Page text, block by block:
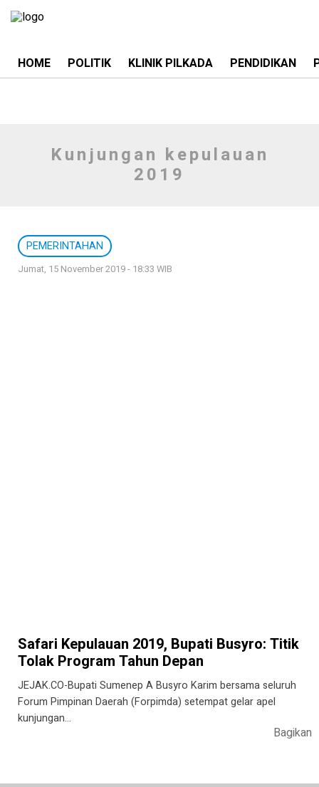
HOME POLITIK KLINIK PILKADA PENDIDIKAN
Kunjungan kepulauan
2019
PEMERINTAHAN
Jumat, 15 November 2019 - 18:33 WIB
Safari Kepulauan 2019, Bupati Busyro: Titik
Tolak Program Tahun Depan
JEJAK.CO-Bupati Sumenep A Busyro Karim bersama seluruh
Forum Pimpinan Daerah (Forpimda) setempat gelar apel
kunjungan…
Bagikan